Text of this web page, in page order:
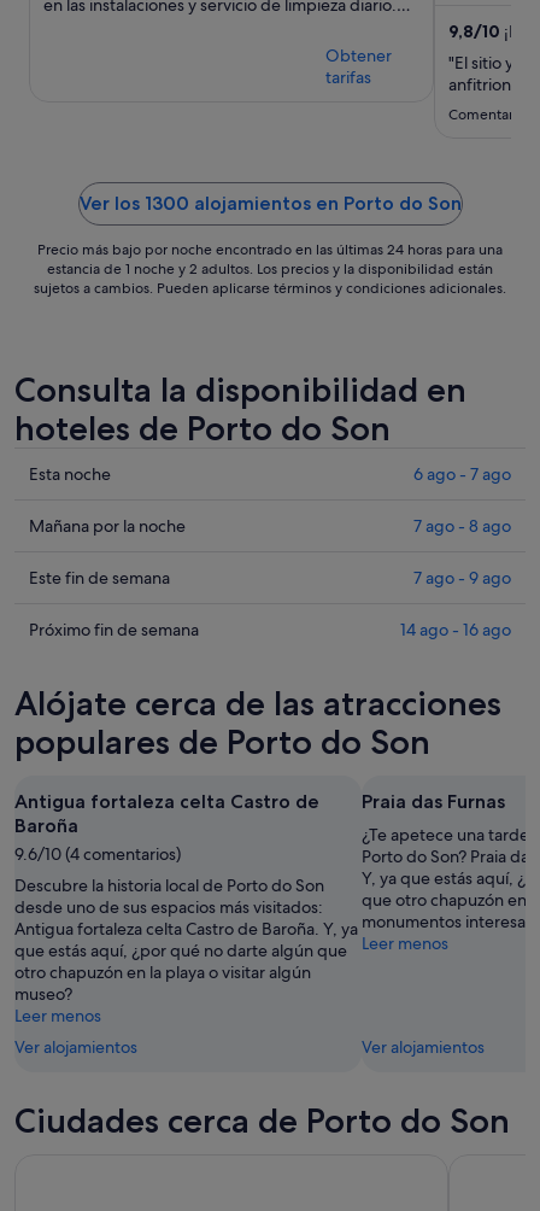
Obtener
tarifas
9,8/10
(142
"El sitio y la
anfitriones
Comentario
Ver los 1300 alojamientos en Porto do Son
Precio más bajo por noche encontrado en las últimas 24 horas para una
estancia de 1 noche y 2 adultos. Los precios y la disponibilidad están
sujetos a cambios. Pueden aplicarse términos y condiciones adicionales.
Consulta la disponibilidad en
hoteles de Porto do Son
Comprueba
precios
Porto
Son
noche,
ago
7
ago
Esta noche 6 ago - 7 ago
Comprueba
precios
Porto
para
mañana
por
noche,
7
ago
-
8
ago
Mañana por la noche 7 ago - 8 ago
Comprueba
precios
do
para
fin
de
semana,
7
ago
-
9
ago
Este fin de semana 7 ago - 9 ago
Comprueba
en
Porto
do
para
el
próximo
fin
de
semana,
14
ago
-
ago
Próximo fin de semana 14 ago - 16 ago
Alójate cerca de las atracciones
populares de Porto do Son
Antigua fortaleza celta Castro de
Baroña
9.6/10 (4 comentarios)
Descubre la historia local de Porto do Son
desde uno de sus espacios más visitados:
Antigua fortaleza celta Castro de Baroña. Y, ya
que estás aquí, ¿por qué no darte algún que
otro chapuzón en la playa o visitar algún
museo?
Leer menos
Ver alojamientos
Praia das Furnas
¿Te apetece una
Porto do Son? Praia
Y, ya que estás aquí,
que otro chapuzón en
monumentos
Leer menos
Ver alojamientos
Ciudades cerca de Porto do Son